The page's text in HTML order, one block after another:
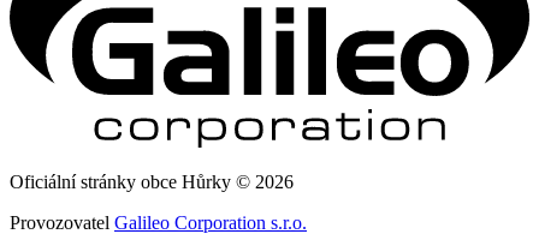
Oficiální stránky obce Hůrky © 2026
Provozovatel Galileo Corporation s.r.o.